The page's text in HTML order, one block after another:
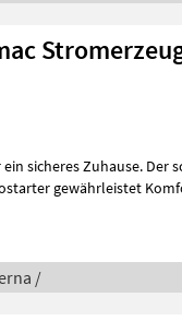
sicheres Zuhause. Der
gewährleistet
/